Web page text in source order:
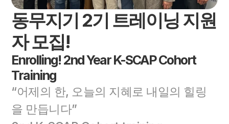
동무지기 2기 트레이닝 지원
자 모집!
Enrolling! 2nd Year K-SCAP Cohort
Training
“어제의 한, 오늘의 지혜로 내일의 힐링
을 만듭니다”